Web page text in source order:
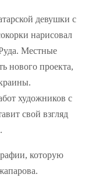
девушки с
нарисовал
Местные
нового проекта,
художников с
свой взгляд
которую